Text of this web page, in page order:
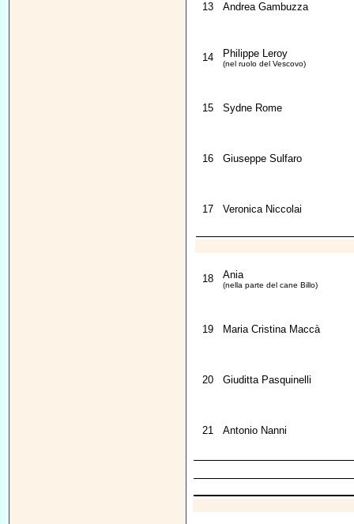
13 Andrea Gambuzza
14 Philippe Leroy
(nel ruolo del Vescovo)
15 Sydne Rome
16 Giuseppe Sulfaro
17 Veronica Niccolai
18 Ania
(nella parte del cane Billo)
19 Maria Cristina Maccà
20 Giuditta Pasquinelli
21 Antonio Nanni